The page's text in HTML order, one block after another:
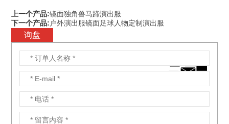
上一个产品:镜面独角兽马蹄演出服
下一个产品: 户外演出服镜面足球人物定制演出服
询盘